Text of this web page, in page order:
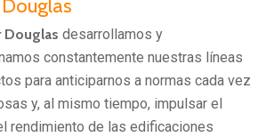
Douglas desarrollamos y
constantemente nuestras líneas
para anticiparnos a normas cada vez
y, al mismo tiempo, impulsar el
rendimiento de las edificaciones